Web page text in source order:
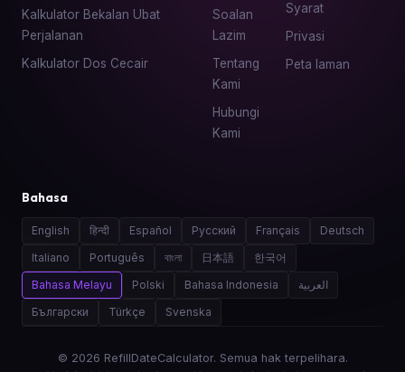
Kalkulator Bekalan Ubat
Perjalanan
Kalkulator Dos Cecair
Soalan
Lazim
Tentang
Kami
Hubungi
Kami
Syarat
Privasi
Peta laman
Bahasa
English हिन्दी Español Русский Français
Deutsch
Italiano
Português বাংলা 日本語
한국어
Bahasa Melayu
Polski Bahasa Indonesia
العربية
Български
Türkçe Svenska
© 2026 RefillDateCalculator. Semua hak terpelihara.